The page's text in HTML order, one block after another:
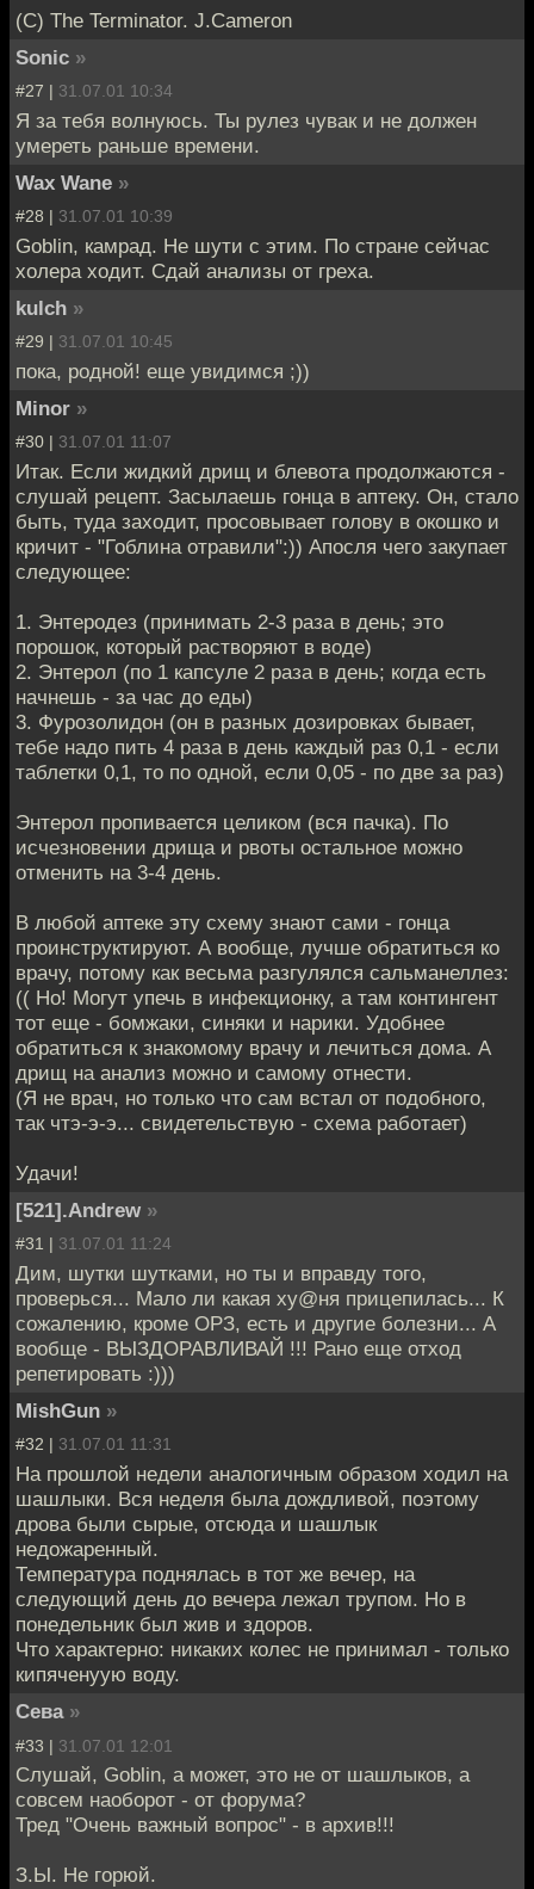
(C) The Terminator. J.Cameron
Sonic »
#27 | 31.07.01 10:34
Я за тебя волнуюсь. Ты рулез чувак и не должен
умереть раньше времени.
Wax Wane »
#28 | 31.07.01 10:39
Goblin, камрад. Не шути с этим. По стране сейчас
холера ходит. Сдай анализы от греха.
kulch »
#29 | 31.07.01 10:45
пока, родной! еще увидимся ;))
Minor »
#30 | 31.07.01 11:07
Итак. Если жидкий дрищ и блевота продолжаются -
слушай рецепт. Засылаешь гонца в аптеку. Он, стало
быть, туда заходит, просовывает голову в окошко и
кричит - "Гоблина отравили":)) Апосля чего закупает
следующее:
1. Энтеродез (принимать 2-3 раза в день; это
порошок, который растворяют в воде)
2. Энтерол (по 1 капсуле 2 раза в день; когда есть
начнешь - за час до еды)
3. Фурозолидон (он в разных дозировках бывает,
тебе надо пить 4 раза в день каждый раз 0,1 - если
таблетки 0,1, то по одной, если 0,05 - по две за раз)
Энтерол пропивается целиком (вся пачка). По
исчезновении дрища и рвоты остальное можно
отменить на 3-4 день.
В любой аптеке эту схему знают сами - гонца
проинструктируют. А вообще, лучше обратиться ко
врачу, потому как весьма разгулялся сальманеллез:
(( Но! Могут упечь в инфекционку, а там контингент
тот еще - бомжаки, синяки и нарики. Удобнее
обратиться к знакомому врачу и лечиться дома. А
дрищ на анализ можно и самому отнести.
(Я не врач, но только что сам встал от подобного,
так чтэ-э-э... свидетельствую - схема работает)
Удачи!
[521].Andrew »
#31 | 31.07.01 11:24
Дим, шутки шутками, но ты и вправду того,
проверься... Мало ли какая ху@ня прицепилась... К
сожалению, кроме ОРЗ, есть и другие болезни... А
вообще - ВЫЗДОРАВЛИВАЙ !!! Рано еще отход
репетировать :)))
MishGun »
#32 | 31.07.01 11:31
На прошлой недели аналогичным образом ходил на
шашлыки. Вся неделя была дождливой, поэтому
дрова были сырые, отсюда и шашлык
недожаренный.
Температура поднялась в тот же вечер, на
следующий день до вечера лежал трупом. Но в
понедельник был жив и здоров.
Что характерно: никаких колес не принимал - только
кипяченуую воду.
Сева »
#33 | 31.07.01 12:01
Слушай, Goblin, а может, это не от шашлыков, а
совсем наоборот - от форума?
Тред "Очень важный вопрос" - в архив!!!
З.Ы. Не горюй.